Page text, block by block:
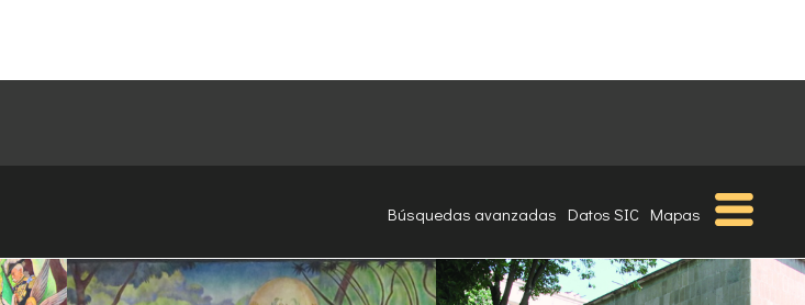
Búsquedas avanzadas Datos SIC Mapas